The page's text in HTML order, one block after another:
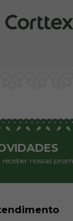
nossas